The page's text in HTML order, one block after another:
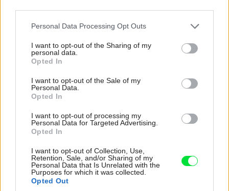
Please note that this website/app uses one or more Google
not limited to your visit or usage behaviour. You may click to
grant or deny consent to Google and its third-party tags to
use your data for below specified purposes in below Google
consent section.
Personal Data Processing Opt Outs
I want to opt-out of the Sharing of my
personal data.
Opted In
I want to opt-out of the Sale of my
Personal Data.
Opted In
I want to opt-out of processing my
Personal Data for Targeted Advertising.
Opted In
I want to opt-out of Collection, Use,
Retention, Sale, and/or Sharing of my
Personal Data that Is Unrelated with the
Purposes for which it was collected.
Opted Out
Samsung RZ28H6165SS Samostatne stojaca mraznička
Samsung RZ28H6165SS
Samostatne stojaca mraznička
Trieda spotreby: A++
Spotreba energie: 255 kWh/rok